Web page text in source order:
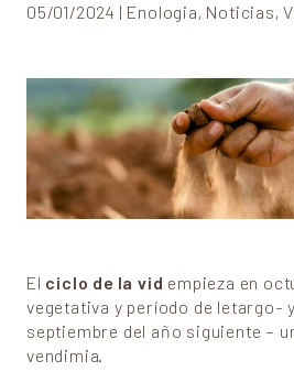
05/01/2024 | Enologia, Noticias,
El ciclo de la vid empieza en
vegetativa y período de letargo-
septiembre del año siguiente –
vendimia.